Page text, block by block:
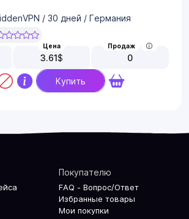
/ 30 дней / Германия
Цена
3.61$
Продаж
0
Купить
Покупателю
FAQ - Вопрос/Ответ
Избранные товары
Мои покупки